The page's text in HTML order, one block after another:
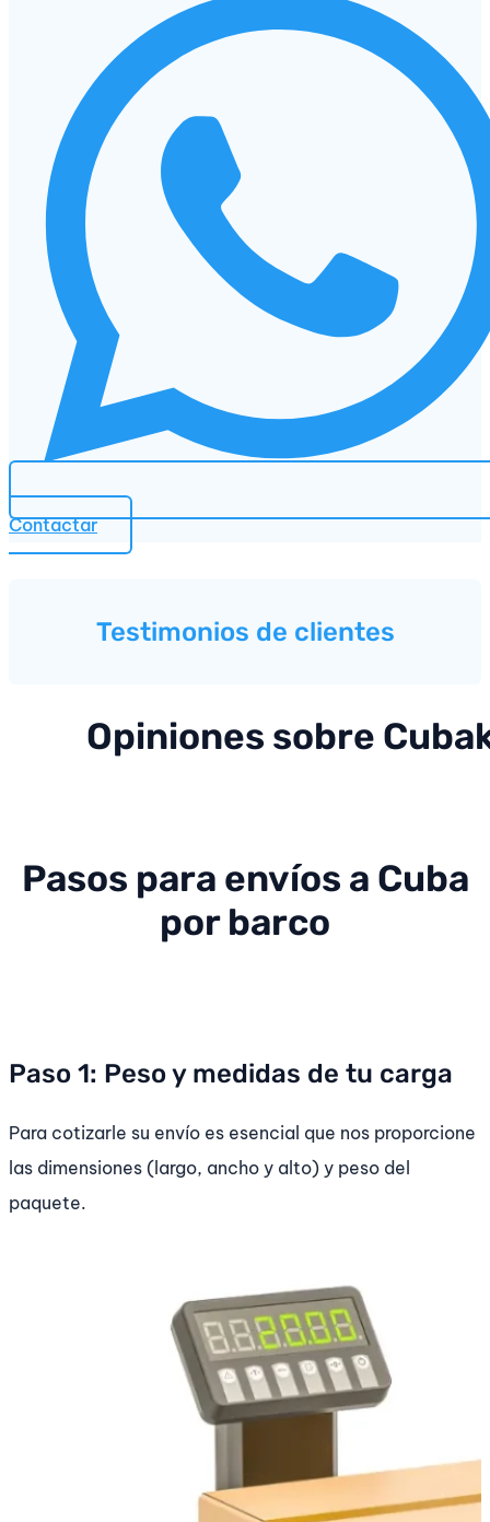
Contactar
Testimonios de clientes
Opiniones sobre
Pasos para envíos a Cuba
por barco
Paso 1: Peso y medidas de tu carga
Para cotizarle su envío es esencial que nos proporcione
las dimensiones (largo, ancho y alto) y peso del
paquete.